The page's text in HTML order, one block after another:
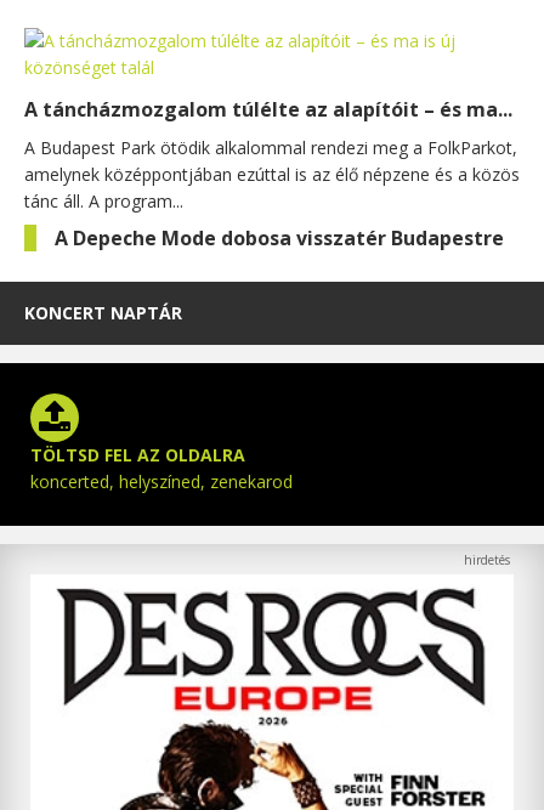
A táncházmozgalom túlélte az alapítóit – és ma...
A Budapest Park ötödik alkalommal rendezi meg a FolkParkot,
amelynek középpontjában ezúttal is az élő népzene és a közös
tánc áll. A program...
A Depeche Mode dobosa visszatér Budapestre
KONCERT NAPTÁR
TÖLTSD FEL AZ OLDALRA
koncerted, helyszíned, zenekarod